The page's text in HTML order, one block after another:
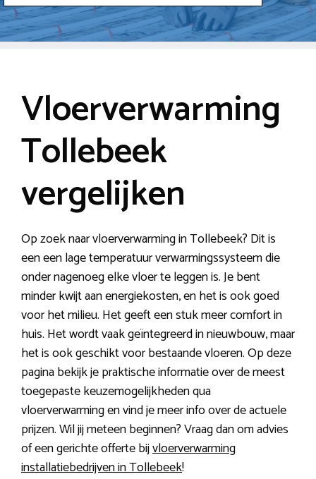
Vloerverwarming
Tollebeek
vergelijken
Op zoek naar vloerverwarming in Tollebeek? Dit is
een een lage temperatuur verwarmingssysteem die
onder nagenoeg elke vloer te leggen is. Je bent
minder kwijt aan energiekosten, en het is ook goed
voor het milieu. Het geeft een stuk meer comfort in
huis. Het wordt vaak geïntegreerd in nieuwbouw, maar
het is ook geschikt voor bestaande vloeren. Op deze
pagina bekijk je praktische informatie over de meest
toegepaste keuzemogelijkheden qua
vloerverwarming en vind je meer info over de actuele
prijzen. Wil jij meteen beginnen? Vraag dan om advies
of een gerichte offerte bijvloerverwarming
installatiebedrijven in Tollebeek!